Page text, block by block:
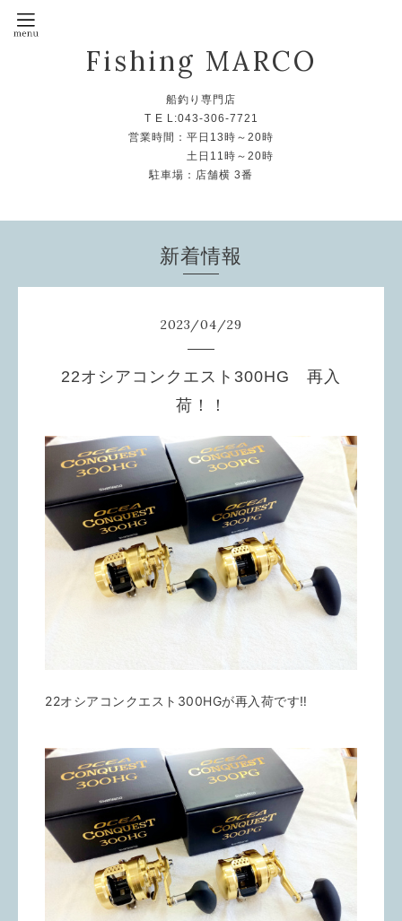
Fishing MARCO
船釣り専門店
T E L:043-306-7721
営業時間：平日13時～20時
土日11時～20時
駐車場：店舗横 3番
新着情報
2023/04/29
22オシアコンクエスト300HG 再入
荷！！
22オシアコンクエスト300HGが再入荷です‼️